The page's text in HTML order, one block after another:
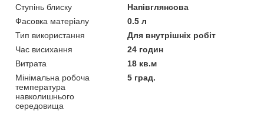
Ступінь блиску
Напівглянсова
Фасовка матеріалу
0.5 л
Тип використання
Для внутрішніх робіт
Час висихання
24 годин
Витрата
18 кв.м
Мінімальна робоча
температура
навколишнього
середовища
5 град.